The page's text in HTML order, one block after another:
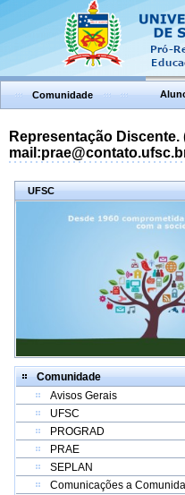
Comunidade
Representação Discente.
UFSC
Comunidade
Avisos Gerais
UFSC
PROGRAD
PRAE
SEPLAN
Comunicações a